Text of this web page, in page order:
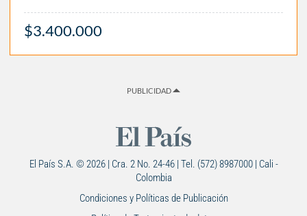
$3.400.000
PUBLICIDAD
El País S.A. © 2026 | Cra. 2 No. 24-46 | Tel. (572) 8987000 | Cali -
Colombia
Condiciones y Políticas de Publicación